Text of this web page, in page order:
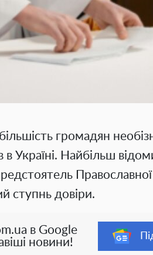
громадян
в Україні. Найбільш
ступнь довіри.
в Google
новини!